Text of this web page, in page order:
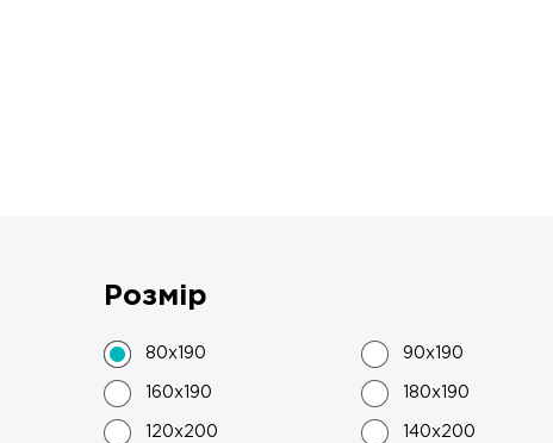
Розмір
80x190 90x190
160x190 180x190
120x200 140x200